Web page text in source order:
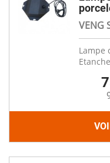
VENG
Lampe